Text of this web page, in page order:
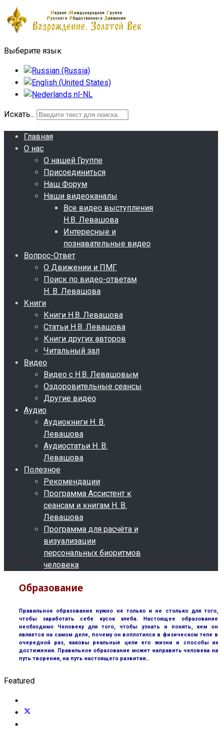
Выберите язык
Искать...
Главная
О нас
О нашей Группе
Присоединиться
Наш Форум
Наши видеоканалы
Все видео выступления
Н.В. Левашова
Интересные и
познавательные видео
Вопрос-Ответ
О Движении и ПМГ
Поиск по видео-ответам
Н. В. Левашова
Книги
Книги Н.В. Левашова
Статьи Н.В. Левашова
Книги других авторов
Читальный зал
Видео
Видео с Н.В. Левашовым
Оздоровительные сеансы
Другие видео
Аудио
Аудиокниги Н. В.
Левашова
Аудиостатьи Н. В.
Левашова
Полезное
Рекомендации
Программа Ассистент к
сеансам и книгам Н. В.
Левашова
Программа для расчёта и
визуализации
персональных биоритмов
человека
Образование
Правильное образование нужно не только и не столько для того,
чтобы заработать себе кусок хлеба. Настоящее образование
необходимо Человеку для того, чтобы узнать и понять, кем он
является на самом деле, почему он воплотился в физическом теле в
очередной раз, каковы реальные цели его жизни и способы их
достижения. Правильное образование может направить человека на
путь творения, на путь настоящего развития…
Featured